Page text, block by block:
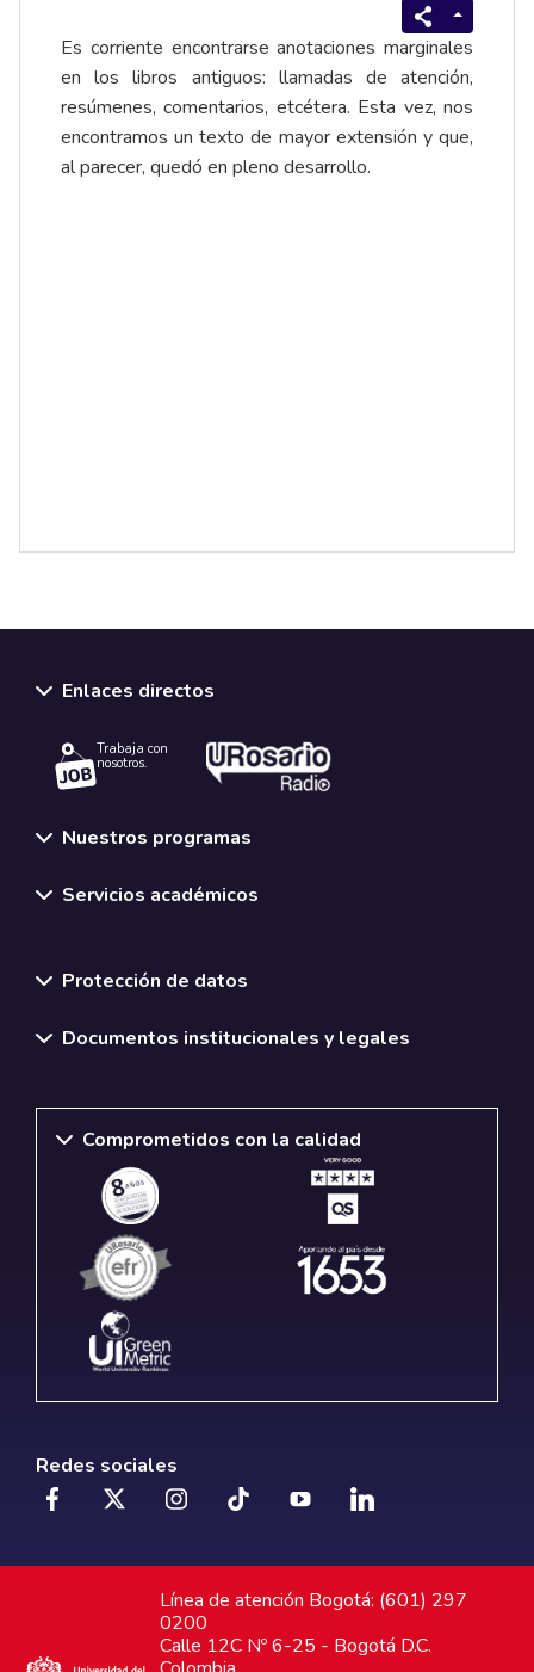
Es corriente encontrarse anotaciones marginales
en los libros antiguos: llamadas de atención,
resúmenes, comentarios, etcétera. Esta vez, nos
encontramos un texto de mayor extensión y que,
al parecer, quedó en pleno desarrollo.
Enlaces directos
Trabaja con
nosotros.
Nuestros programas
Servicios académicos
Protección de datos
Documentos institucionales y legales
Comprometidos con la calidad
Redes sociales
Línea de atención Bogotá: (601) 297
0200
Calle 12C Nº 6-25 - Bogotá D.C.